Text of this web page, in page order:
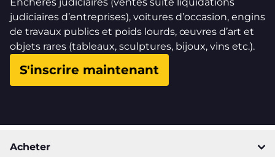
judiciaires d’entreprises), voitures d’occasion, engins
de travaux publics et poids lourds, œuvres d’art et
objets rares (tableaux, sculptures, bijoux, vins etc.).
S'inscrire maintenant
Acheter